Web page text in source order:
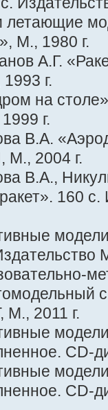
М., 1980 г.
А.Г.
г.
на
г.
В.А.
М., 2004 г.
В.А.,
160
2011 г.
CD-
CD-